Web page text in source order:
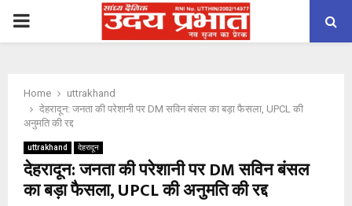
PRIMARY
Home
uttrakhand
देहरादून: जनता की परेशानी पर DM सविन बंसल का बड़ा फैसला, UPCL की
अनुमति की रद्द
uttrakhand देहरादून
देहरादून: जनता की परेशानी पर DM सविन बंसल
का बड़ा फैसला, UPCL की अनुमति की रद्द